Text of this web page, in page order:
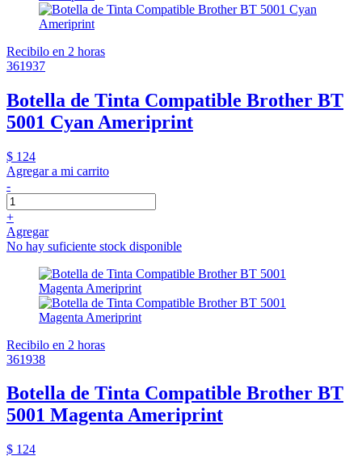
Recibilo en 2 horas
361937
Botella de Tinta Compatible Brother BT
5001 Cyan Ameriprint
$ 124
Agregar a mi carrito
-
+
Agregar
No hay suficiente stock disponible
Recibilo en 2 horas
361938
Botella de Tinta Compatible Brother BT
5001 Magenta Ameriprint
$ 124